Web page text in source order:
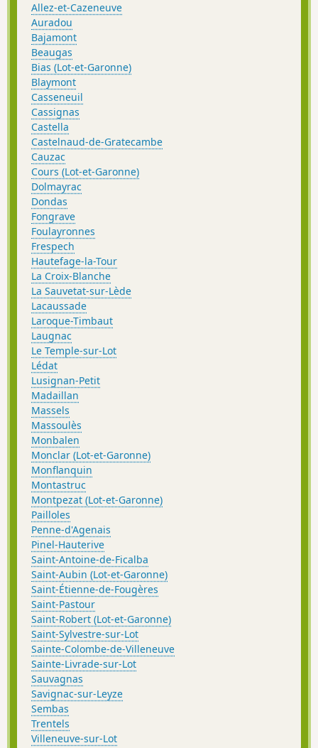
Allez-et-Cazeneuve
Auradou
Bajamont
Beaugas
Bias (Lot-et-Garonne)
Blaymont
Casseneuil
Cassignas
Castella
Castelnaud-de-Gratecambe
Cauzac
Cours (Lot-et-Garonne)
Dolmayrac
Dondas
Fongrave
Foulayronnes
Frespech
Hautefage-la-Tour
La Croix-Blanche
La Sauvetat-sur-Lède
Lacaussade
Laroque-Timbaut
Laugnac
Le Temple-sur-Lot
Lédat
Lusignan-Petit
Madaillan
Massels
Massoulès
Monbalen
Monclar (Lot-et-Garonne)
Monflanquin
Montastruc
Montpezat (Lot-et-Garonne)
Pailloles
Penne-d'Agenais
Pinel-Hauterive
Saint-Antoine-de-Ficalba
Saint-Aubin (Lot-et-Garonne)
Saint-Étienne-de-Fougères
Saint-Pastour
Saint-Robert (Lot-et-Garonne)
Saint-Sylvestre-sur-Lot
Sainte-Colombe-de-Villeneuve
Sainte-Livrade-sur-Lot
Sauvagnas
Savignac-sur-Leyze
Sembas
Trentels
Villeneuve-sur-Lot